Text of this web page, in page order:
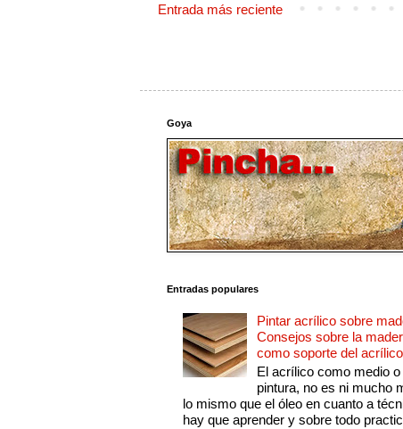
Entrada más reciente
Goya
Entradas populares
Pintar acrílico sobre
Consejos sobre la
como soporte del acrílico
El acrílico como medio o
pintura, no es ni mucho
lo mismo que el óleo en cuanto a
hay que aprender y sobre todo